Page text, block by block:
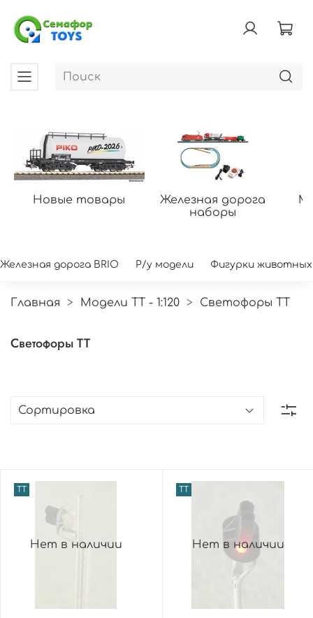
Новые товары
Железная дорога
наборы
Железная дорога BRIO Р/у модели Фигурки животных
Главная Модели ТТ - 1:120 Светофоры TT
Светофоры TT
Нет в наличии
TT
Нет в наличии
TT